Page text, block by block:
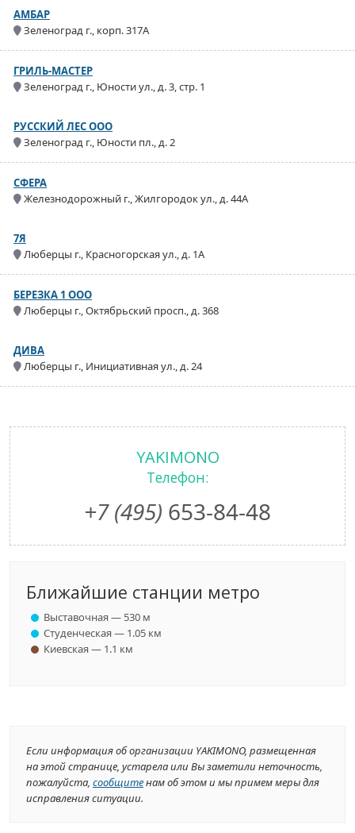
АМБАР
Зеленоград г., корп. 317А
ГРИЛЬ-МАСТЕР
Зеленоград г., Юности ул., д. 3, стр. 1
РУССКИЙ ЛЕС ООО
Зеленоград г., Юности пл., д. 2
СФЕРА
Железнодорожный г., Жилгородок ул., д. 44А
7Я
Люберцы г., Красногорская ул., д. 1А
БЕРЕЗКА 1 ООО
Люберцы г., Октябрьский просп., д. 368
ДИВА
Люберцы г., Инициативная ул., д. 24
YAKIMONO
Телефон:
+7 (495) 653-84-48
Ближайшие станции метро
Выставочная — 530 м
Студенческая — 1.05 км
Киевская — 1.1 км
Если информация об организации YAKIMONO, размещенная
на этой странице, устарела или Вы заметили неточность,
пожалуйста, сообщитенам об этом и мы примем меры для
исправления ситуации.